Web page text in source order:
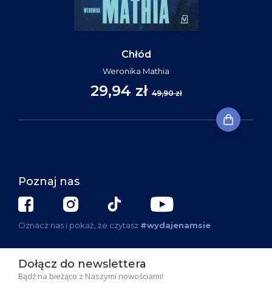
Chłód
Weronika Mathia
29,94 zł 49,90 zł
Poznaj nas
Oznacz nas i pokaż, że czytasz #wydajenamsie
Dołącz do newslettera
Bądź na bieżąco z Naszymi nowościami!